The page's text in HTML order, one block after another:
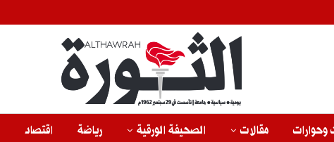
وحوارات مقالات الصحيفة الورقية رياضة اقتصاد